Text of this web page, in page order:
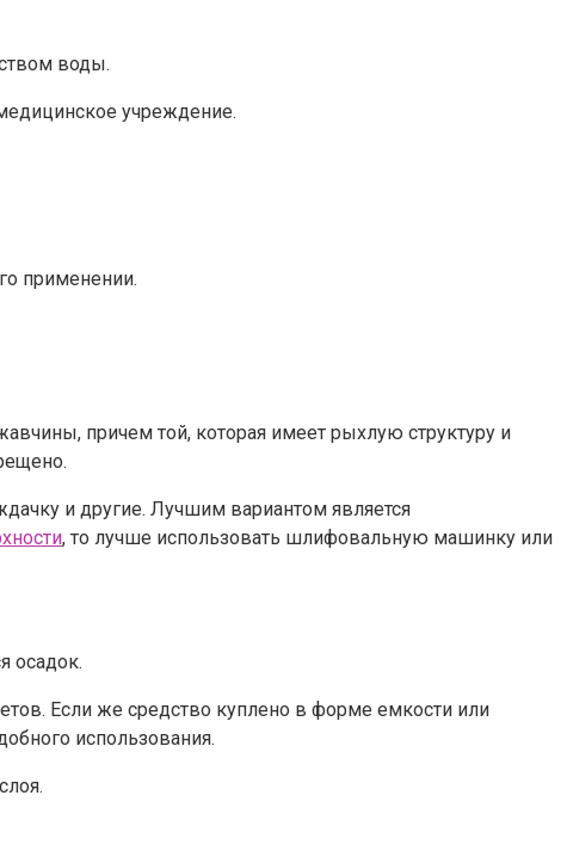
воды.
учреждение.
применении.
причем той, которая имеет рыхлую структуру и
и другие. Лучшим вариантом является
, то лучше использовать шлифовальную машинку или
осадок.
Если же средство куплено в форме емкости или
использования.